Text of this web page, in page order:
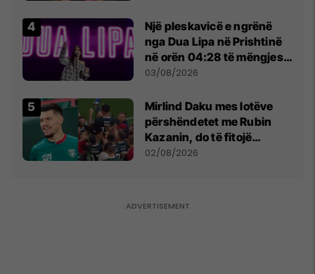
Një pleskavicë e ngrënë
nga Dua Lipa në Prishtinë
në orën 04:28 të mëngjesit
- dhe bota digjitale serbe
03/08/2026
Mirlind Daku mes lotëve
përshëndetet me Rubin
Kazanin, do të fitojë
miliona te Spartak Moska
02/08/2026